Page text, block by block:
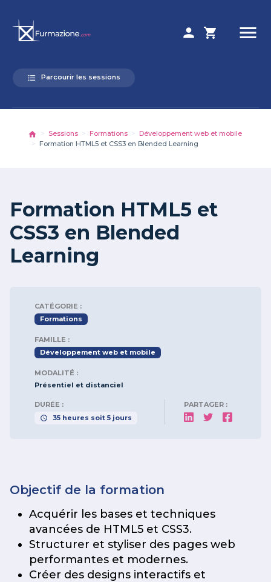
person shopping_cart menu
format_list_bulleted Parcourir les sessions
Sessions Formations
Développement web et mobile
Formation HTML5 et CSS3 en Blended Learning
Formation HTML5 et
CSS3 en Blended
Learning
CATÉGORIE :
Formations
FAMILLE :
Développement web et mobile
MODALITÉ :
Présentiel et distanciel
DURÉE :
35 heures soit 5 jours
PARTAGER :
Objectif de la formation
Acquérir les bases et techniques
avancées de HTML5 et CSS3.
Structurer et styliser des pages web
performantes et modernes.
Créer des designs interactifs et